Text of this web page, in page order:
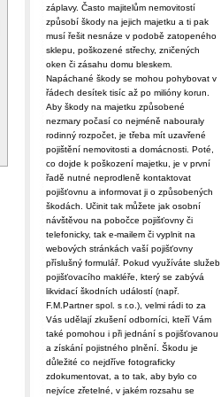
záplavy. Často majitelům nemovitostí
způsobí škody na jejich majetku a ti pak
musí řešit nesnáze v podobě zatopeného
sklepu, poškozené střechy, zničených
oken či zásahu domu bleskem.
Napáchané škody se mohou pohybovat v
řádech desítek tisíc až po milióny korun.
Aby škody na majetku způsobené
nezmary počasí co nejméně nabouraly
rodinný rozpočet, je třeba mít uzavřené
pojištění nemovitosti a domácnosti. Poté,
co dojde k poškození majetku, je v první
řadě nutné neprodleně kontaktovat
pojišťovnu a informovat ji o způsobených
škodách. Učinit tak můžete jak osobní
návštěvou na pobočce pojišťovny či
telefonicky, tak e-mailem či vyplnit na
webových stránkách vaší pojišťovny
příslušný formulář. Pokud využíváte služeb
pojišťovacího makléře, který se zabývá
likvidací škodních událostí (např.
F.M.Partner spol. s r.o.), velmi rádi to za
Vás udělají zkušení odborníci, kteří Vám
také pomohou i při jednání s pojišťovanou
a získání pojistného plnění. Škodu je
důležité co nejdříve fotograficky
zdokumentovat, a to tak, aby bylo co
nejvíce zřetelné, v jakém rozsahu se